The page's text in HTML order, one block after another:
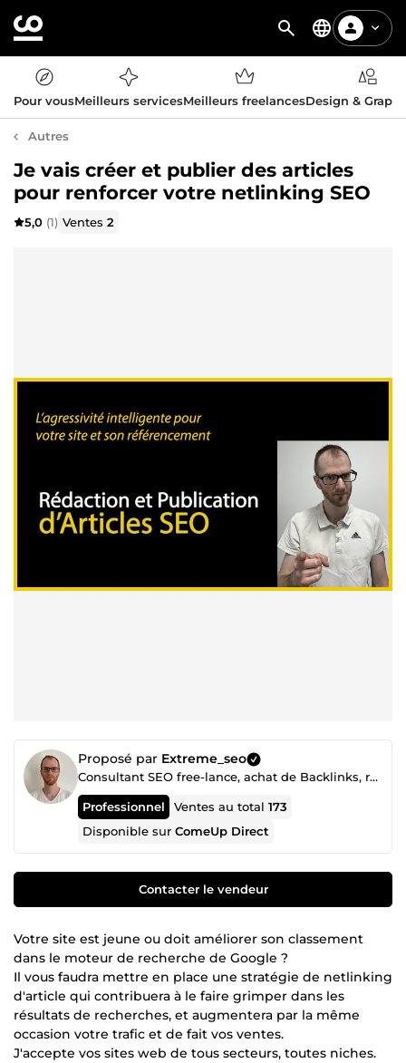
Pour vousMeilleurs servicesMeilleurs freelancesDesign &
Autres
Je vais créer et publier des articles
pour renforcer votre netlinking SEO
5,0 (1) Ventes2
Proposé par Extreme_seo
Consultant SEO free-lance, achat de Backlinks, référencement Google et LLMConsultant SEO
Professionnel Ventes au total173
Disponible surComeUp Direct
Contacter le vendeur
Votre site est jeune ou doit améliorer son classement
dans le moteur de recherche de Google ?
Il vous faudra mettre en place une stratégie de netlinking
d'article qui contribuera à le faire grimper dans les
résultats de recherches, et augmentera par la même
occasion votre trafic et de fait vos ventes.
J'accepte vos sites web de tous secteurs, toutes niches.